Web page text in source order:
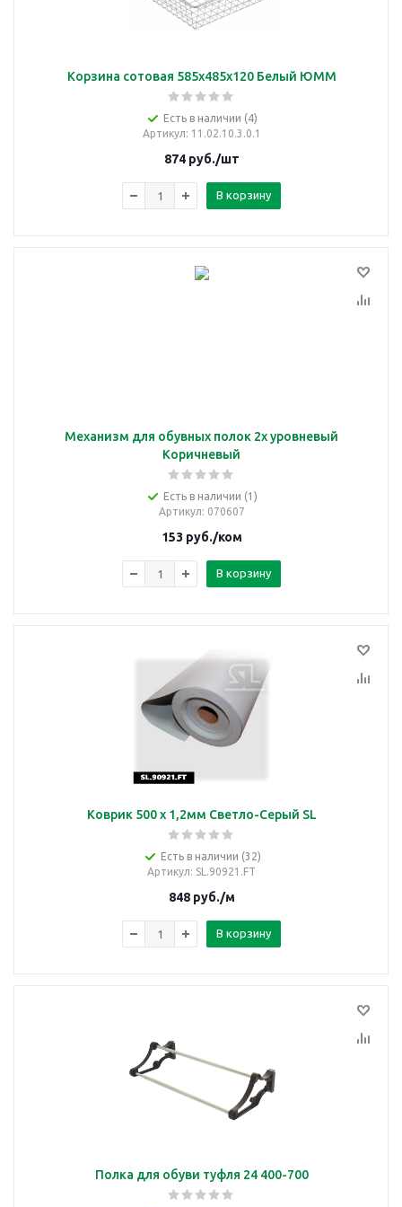
Корзина сотовая 585х485х120 Белый ЮММ
Есть в наличии (4)
Артикул: 11.02.10.3.0.1
874руб./шт
В корзину
Механизм для обувных полок 2х уровневый
Коричневый
Есть в наличии (1)
Артикул: 070607
153 руб./ком
В корзину
Коврик 500 х 1,2мм Светло-Серый SL
Есть в наличии (32)
Артикул: SL.90921.FT
848руб./м
В корзину
Полка для обуви туфля 24 400-700